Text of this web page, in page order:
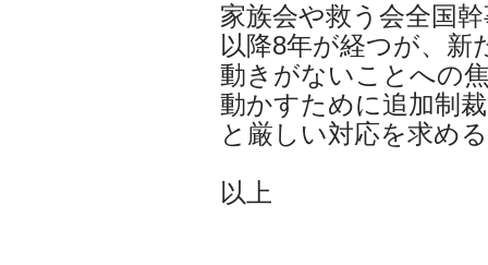
家族会や救う会全国
以降8年が経つが、新
動きがないことへの
動かすために追加制
と厳しい対応を求め
以上